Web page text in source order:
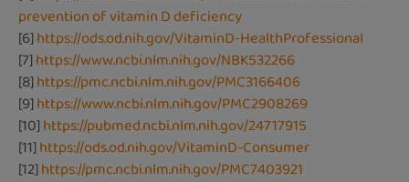
prevention of vitamin D deficiency
[6]https://ods.od.nih.gov/VitaminD-HealthProfessional
[7]https://www.ncbi.nlm.nih.gov/NBK532266
[8]https://pmc.ncbi.nlm.nih.gov/PMC3166406
[9]https://www.ncbi.nlm.nih.gov/PMC2908269
[10]https://pubmed.ncbi.nlm.nih.gov/24717915
[11]https://ods.od.nih.gov/VitaminD-Consumer
[12]https://pmc.ncbi.nlm.nih.gov/PMC7403921